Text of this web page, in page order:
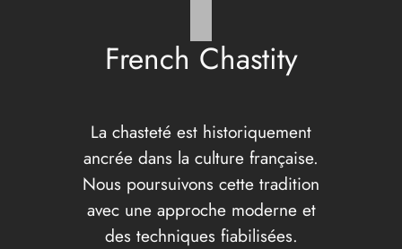
French Chastity
La chasteté est historiquement
ancrée dans la culture française.
Nous poursuivons cette tradition
avec une approche moderne et
des techniques fiabilisées.